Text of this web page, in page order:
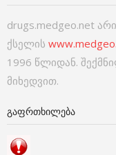
drugs.medgeo.net
ქსელის
1996 წლიდან.
მიხედვით.
ᲒᲐᲤᲠᲗᲮᲘᲚᲔᲑᲐ